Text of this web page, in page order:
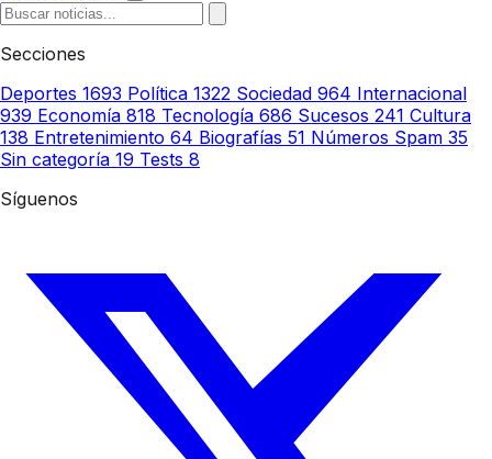
Secciones
Deportes 1693 Política 1322 Sociedad 964 Internacional
939 Economía 818 Tecnología 686 Sucesos 241 Cultura
138 Entretenimiento 64 Biografías 51 Números Spam 35
Sin categoría 19 Tests 8
Síguenos